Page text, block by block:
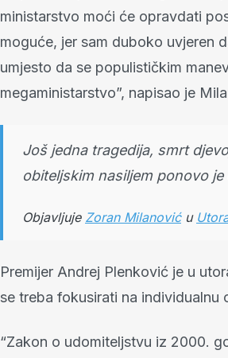
ministarstvo moći će opravdati
moguće, jer sam duboko uvjeren
umjesto da se populističkim
megaministarstvo”, napisao je
Još jedna tragedija, smrt
obiteljskim nasiljem ponovo
Objavljuje Zoran Milanoviću
Premijer Andrej Plenković je u
se treba fokusirati na individualnu
“Zakon o udomiteljstvu iz 2000.